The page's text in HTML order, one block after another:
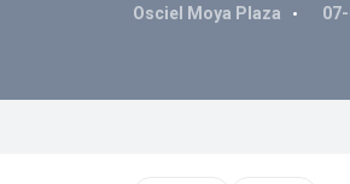
Osciel Moya Plaza